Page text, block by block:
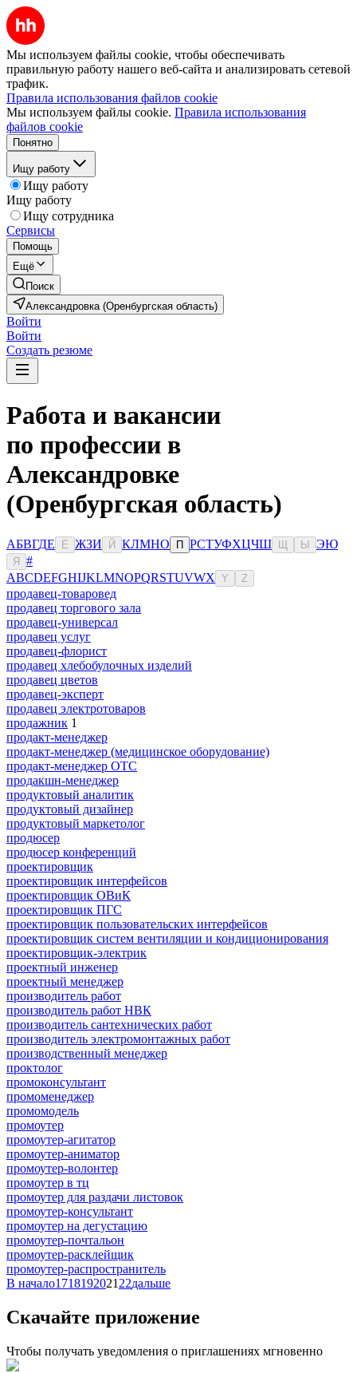
Мы используем файлы cookie, чтобы обеспечивать
правильную работу нашего веб-сайта и анализировать сетевой
трафик.
Правила использования файлов cookie
Мы используем файлы cookie. Правила использования
файлов cookie
Понятно
Ищу работу
Ищу работу
Ищу работу
Ищу сотрудника
Сервисы
Помощь
Ещё
Поиск
Александровка (Оренбургская область)
Войти
Войти
Создать резюме
Работа и вакансии
по профессии в
Александровке
(Оренбургская область)
АБВГДЕ Ё ЖЗИ Й КЛМНО П РСТУФХЦЧШ Ы ЭЮ
Я
#
ABCDEFGHIJKLMNOPQRSTUVWX Y Z
продавец-товаровед
продавец торгового зала
продавец-универсал
продавец услуг
продавец-флорист
продавец хлебобулочных изделий
продавец цветов
продавец-эксперт
продавец электротоваров
продажник 1
продакт-менеджер
продакт-менеджер (медицинское оборудование)
продакт-менеджер ОТС
продакшн-менеджер
продуктовый аналитик
продуктовый дизайнер
продуктовый маркетолог
продюсер
продюсер конференций
проектировщик
проектировщик интерфейсов
проектировщик ОВиК
проектировщик ПГС
проектировщик пользовательских интерфейсов
проектировщик систем вентиляции и кондиционирования
проектировщик-электрик
проектный инженер
проектный менеджер
производитель работ
производитель работ НВК
производитель сантехнических работ
производитель электромонтажных работ
производственный менеджер
проктолог
промоконсультант
промоменеджер
промомодель
промоутер
промоутер-агитатор
промоутер-аниматор
промоутер-волонтер
промоутер в тц
промоутер для раздачи листовок
промоутер-консультант
промоутер на дегустацию
промоутер-почтальон
промоутер-расклейщик
промоутер-распространитель
В начало1718192021 22дальше
Скачайте приложение
Чтобы получать уведомления о приглашениях мгновенно